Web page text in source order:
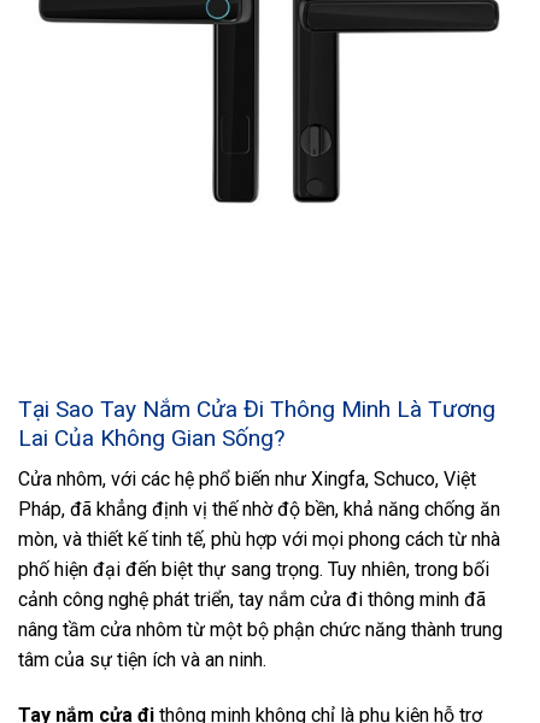
Tại Sao Tay Nắm Cửa Đi Thông Minh Là Tương
Lai Của Không Gian Sống?
Cửa nhôm, với các hệ phổ biến như Xingfa, Schuco, Việt
Pháp, đã khẳng định vị thế nhờ độ bền, khả năng chống ăn
mòn, và thiết kế tinh tế, phù hợp với mọi phong cách từ nhà
phố hiện đại đến biệt thự sang trọng. Tuy nhiên, trong bối
cảnh công nghệ phát triển, tay nắm cửa đi thông minh đã
nâng tầm cửa nhôm từ một bộ phận chức năng thành trung
tâm của sự tiện ích và an ninh.
Tay nắm cửa đi thông minh không chỉ là phụ kiện hỗ trợ